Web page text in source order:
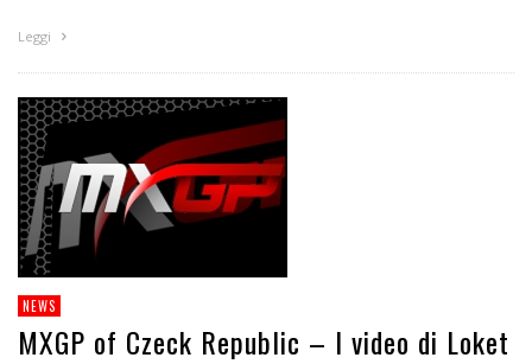
Leggi
NEWS
MXGP of Czeck Republic – I video di Loket